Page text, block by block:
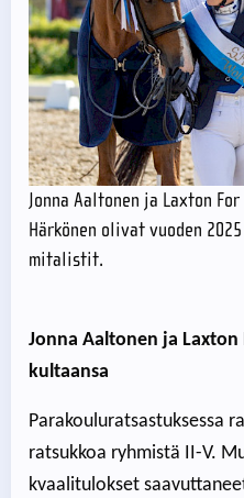
Jonna Aaltonen ja Laxton
Härkönen olivat vuoden
mitalistit.
Jonna Aaltonen ja
kultaansa
Parakouluratsastuksessa
ratsukkoa ryhmistä II-V.
kvaalitulokset